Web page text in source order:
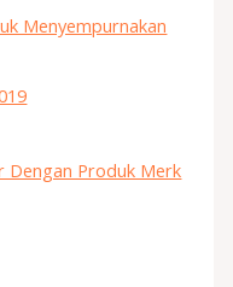
Menyempurnakan
Dengan Produk Merk